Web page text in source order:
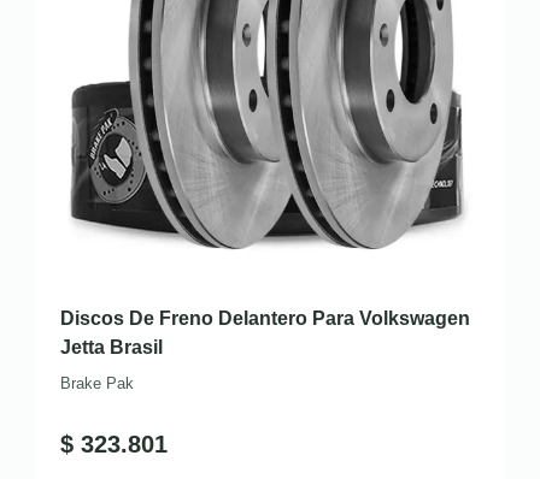
Discos De Freno Delantero Para Volkswagen
Jetta Brasil
Brake Pak
$ 323.801